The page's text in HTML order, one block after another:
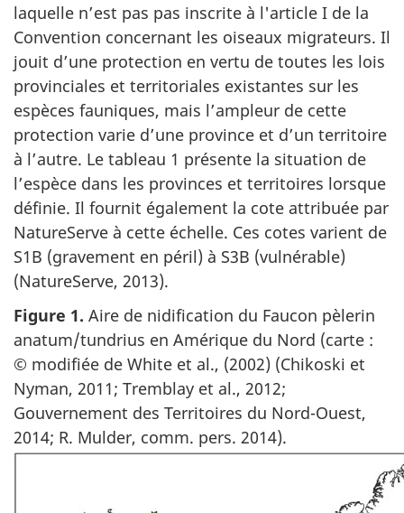
laquelle n’est pas pas inscrite à l'article I de la
Convention concernant les oiseaux migrateurs. Il
jouit d’une protection en vertu de toutes les lois
provinciales et territoriales existantes sur les
espèces fauniques, mais l’ampleur de cette
protection varie d’une province et d’un territoire
à l’autre. Le tableau 1 présente la situation de
l’espèce dans les provinces et territoires lorsque
définie. Il fournit également la cote attribuée par
NatureServe à cette échelle. Ces cotes varient de
S1B (gravement en péril) à S3B (vulnérable)
(NatureServe, 2013).
Figure 1. Aire de nidification du Faucon pèlerin
anatum/tundrius en Amérique du Nord (carte :
© modifiée de White et al., (2002) (Chikoski et
Nyman, 2011; Tremblay et al., 2012;
Gouvernement des Territoires du Nord-Ouest,
2014; R. Mulder, comm. pers. 2014).